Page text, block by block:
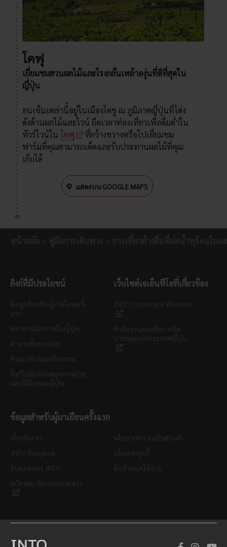
โคฟุ
เยี่ยมชมสวนผลไม้และโรงกลั่นเหล้าองุ่นที่ดีที่สุดใน
ญี่ปุ่น
อนเซ็นเหล่านี้อยู่ในเมืองโคชู ณ ภูมิภาคญี่ปุ่นที่โด่ง
ดังด้านผลไม้และไวน์ ยืดเวลาท่องเที่ยวเพื่อดื่มด่ำใน
ทัวร์ไวน์ใน โคฟุ
ที่กว้างขวางหรือไปเยี่ยมชม
ฟาร์มที่คุณสามารถเด็ดและรับประทานผลไม้ที่คุณ
เก็บได้
แสดงบน GOOGLE MAPS
ลิงก์ที่มีประโยชน์ เว็บไซต์เจเอ็นทีโอที่เกี่ยวข้อง
ข้อมูลสำหรับผู้มาเยือนครั้งแรก